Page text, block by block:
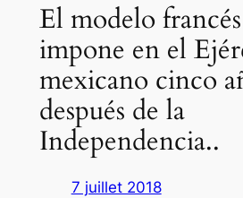
El modelo
impone en el
mexicano cinco
después de la
Independencia..
7 juillet 2018